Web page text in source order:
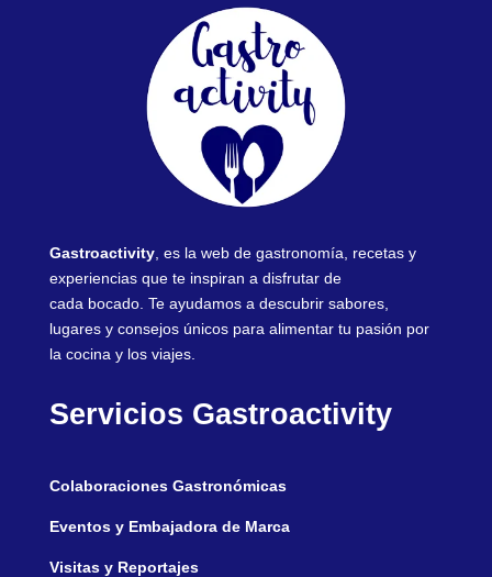
Gastroactivity, es la web de gastronomía, recetas y
experiencias que te inspiran a disfrutar de
cada bocado. Te ayudamos a descubrir sabores,
lugares y consejos únicos para alimentar tu pasión por
la cocina y los viajes.
Servicios Gastroactivity
Colaboraciones Gastronómicas
Eventos y Embajadora de Marca
Visitas y Reportajes